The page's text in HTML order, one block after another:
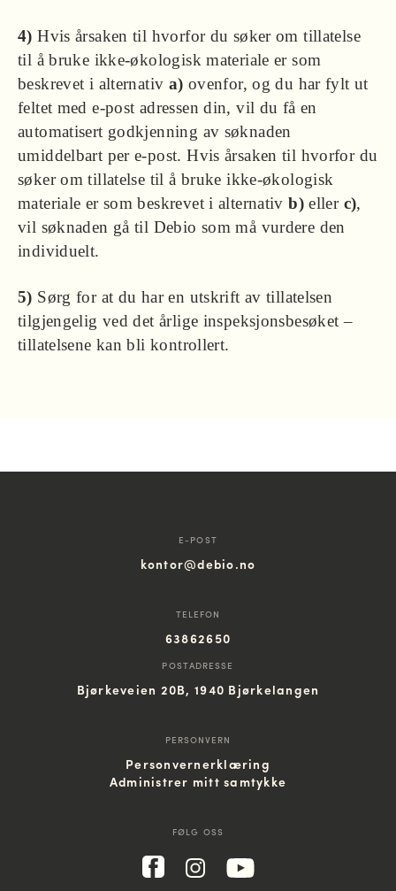
4) Hvis årsaken til hvorfor du søker om tillatelse
til å bruke ikke-økologisk materiale er som
beskrevet i alternativ a) ovenfor, og du har fylt ut
feltet med e-post adressen din, vil du få en
automatisert godkjenning av søknaden
umiddelbart per e-post. Hvis årsaken til hvorfor du
søker om tillatelse til å bruke ikke-økologisk
materiale er som beskrevet i alternativb)eller c),
vil søknaden gå til Debio som må vurdere den
individuelt.
5) Sørg for at du har en utskrift av tillatelsen
tilgjengelig ved det årlige inspeksjonsbesøket –
tillatelsene kan bli kontrollert.
E-POST
kontor@debio.no
TELEFON
63862650
POSTADRESSE
Bjørkeveien 20B, 1940 Bjørkelangen
PERSONVERN
Personvernerklæring
Administrer mitt samtykke
FØLG OSS